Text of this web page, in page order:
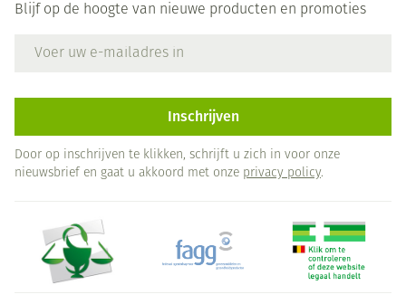
Blijf op de hoogte van nieuwe producten en promoties
Inschrijven
Door op inschrijven te klikken, schrijft u zich in voor onze
nieuwsbrief en gaat u akkoord met onze privacy policy.